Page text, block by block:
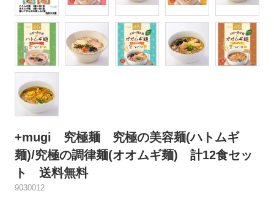
+mugi 究極麺 究極の美容麺(ハトムギ
麺)/究極の調律麺(オオムギ麺) 計12食セッ
ト 送料無料
9030012